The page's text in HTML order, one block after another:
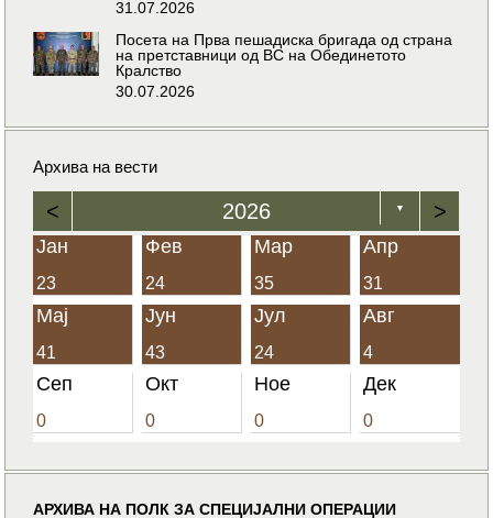
31.07.2026
Посета на Прва пешадиска бригада од страна
на претставници од ВС на Обединетото
Кралство
30.07.2026
Архива на вести
< 2026 ▼ >
Јан
23
Фев
24
Мар
35
Апр
31
Мај
41
Јун
43
Јул
24
Авг
4
Сеп
0
Окт
0
Ное
0
Дек
0
АРХИВА НА ПОЛК ЗА СПЕЦИЈАЛНИ ОПЕРАЦИИ